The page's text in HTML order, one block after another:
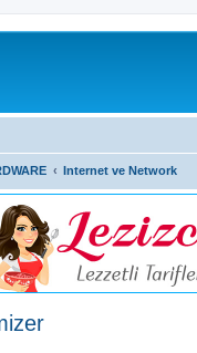
Internet ve Network